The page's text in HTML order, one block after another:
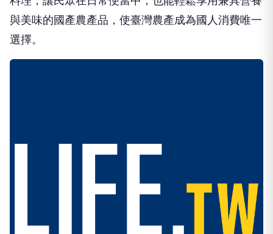
與美味的國產農產品，使臺灣農產成為國人消費唯一
選擇。